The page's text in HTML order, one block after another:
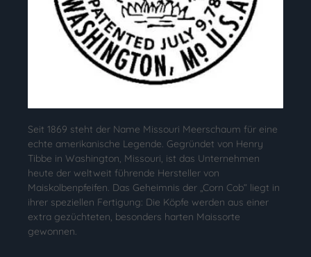
Seit 1869 steht der Name Missouri Meerschaum für eine
echte amerikanische Legende. Gegründet von Henry
Tibbe in Washington, Missouri, ist das Unternehmen
heute der weltweit führende Hersteller von
Maiskolbenpfeifen. Das Geheimnis der „Corn Cob“ liegt in
ihrer speziellen Fertigung: Die Köpfe werden aus einer
extra gezüchteten, besonders harten Maissorte
gewonnen.